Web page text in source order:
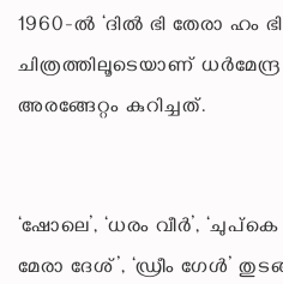
1960-ല്‍ ‘ദില്‍ ഭി തേരാ ഹം
ചിത്രത്തിലൂടെയാണ്
അരങ്ങേറ്റം കുറിച്ചത്.
‘ഷോലെ’, ‘ധരം വീര്‍’,
മേരാ ദേശ്’, ‘ഡ്രീം ഗേള്‍’